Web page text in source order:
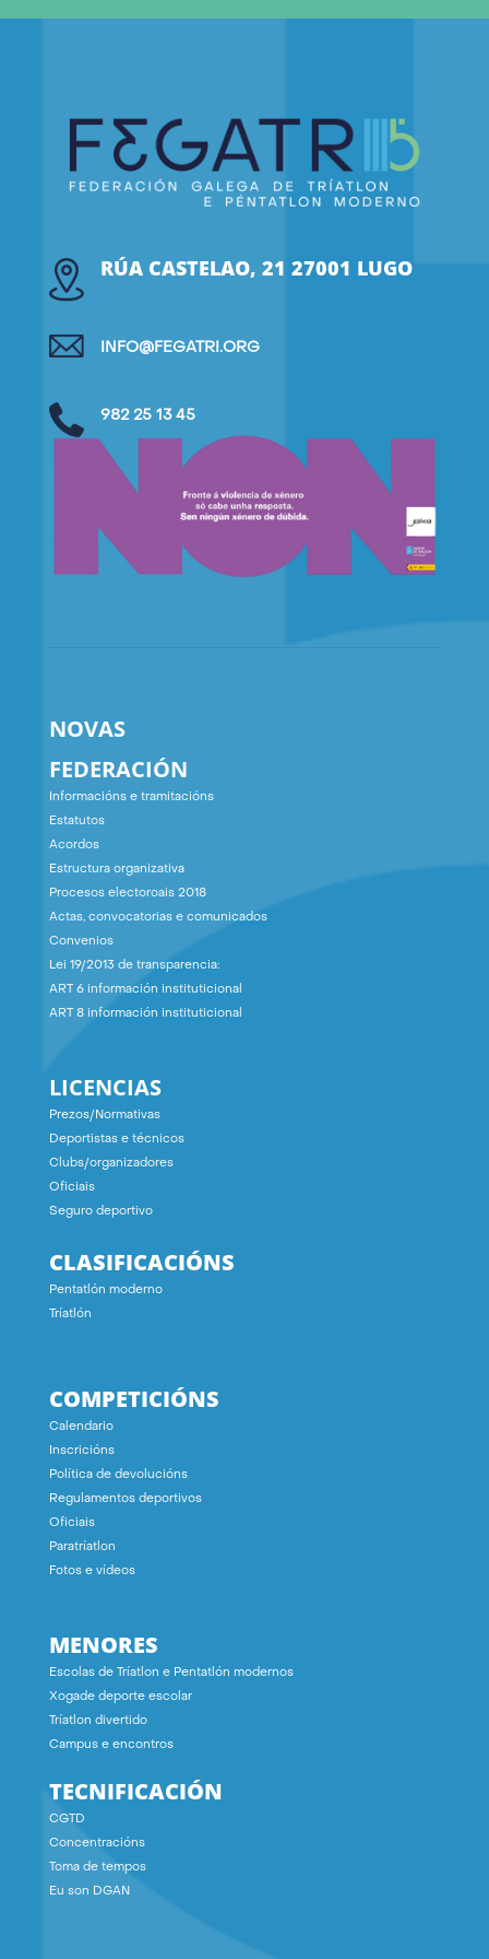
RÚA CASTELAO, 21 27001 LUGO
INFO@FEGATRI.ORG
982 25 13 45
NOVAS
FEDERACIÓN
Informacións e tramitacións
Estatutos
Acordos
Estructura organizativa
Procesos electoroais 2018
Actas, convocatorias e comunicados
Convenios
Lei 19/2013 de transparencia:
ART 6 información instituticional
ART 8 información instituticional
LICENCIAS
Prezos/Normativas
Deportistas e técnicos
Clubs/organizadores
Oficiais
Seguro deportivo
CLASIFICACIÓNS
Pentatlón moderno
Tríatlón
COMPETICIÓNS
Calendario
Inscricións
Política de devolucións
Regulamentos deportivos
Oficiais
Paratríatlon
Fotos e vídeos
MENORES
Escolas de Tríatlon e Pentatlón modernos
Xogade deporte escolar
Tríatlon divertido
Campus e encontros
TECNIFICACIÓN
CGTD
Concentracións
Toma de tempos
Eu son DGAN